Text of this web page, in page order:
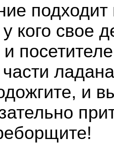
подходит
кого свое
и